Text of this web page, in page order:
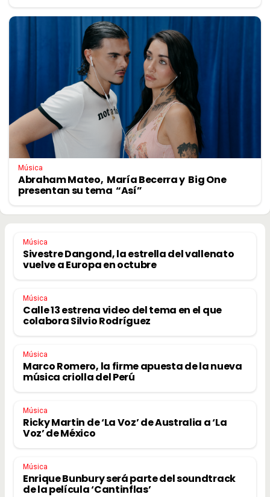
Música
Abraham Mateo, María Becerra y Big One
presentan su tema “Así”
Música
Sivestre Dangond, la estrella del vallenato
vuelve a Europa en octubre
Música
Calle 13 estrena video del tema en el que
colabora Silvio Rodríguez
Música
Marco Romero, la firme apuesta de la nueva
música criolla del Perú
Música
Ricky Martin de ‘La Voz’ de Australia a ‘La
Voz’ de México
Música
Enrique Bunbury será parte del soundtrack
de la película ‘Cantinflas’